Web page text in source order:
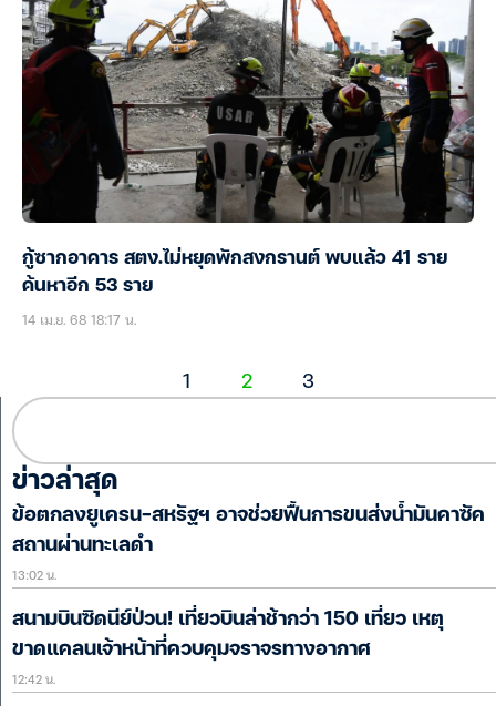
กู้ซากอาคาร สตง.ไม่หยุดพักสงกรานต์ พบแล้ว 41 ราย
ค้นหาอีก 53 ราย
14 เม.ย. 68 18:17 น.
1 2 3
ข่าวล่าสุด
ข้อตกลงยูเครน-สหรัฐฯ อาจช่วยฟื้นการขนส่งน้ำมันคาซัค
สถานผ่านทะเลดำ
13:02 น.
สนามบินซิดนีย์ป่วน! เที่ยวบินล่าช้ากว่า 150 เที่ยว เหตุ
ขาดแคลนเจ้าหน้าที่ควบคุมจราจรทางอากาศ
12:42 น.